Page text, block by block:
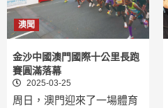
澳聞
金沙中國澳門國際十公里長跑
賽圓滿落幕
2025-03-25
周日，澳門迎來了一場體育